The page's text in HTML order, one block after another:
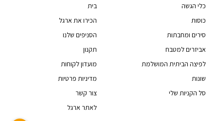
כלי הגשה
כוסות
סירים ומחבתות
אביזרים למטבח
לפיצה הביתית המושלמת
שונות
סל הקניות שלי
בית
הכירו את ארגל
הסניפים שלנו
תקנון
מועדון לקוחות
מדיניות פרטיות
צור קשר
לאתר ארגל